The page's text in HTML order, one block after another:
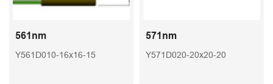
561nm
Y561D010-16x16-15
571nm
Y571D020-20x20-20